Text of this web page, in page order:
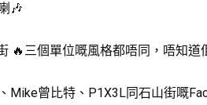
🎶
🔥三個單位嘅風格都唔同，唔知
Mike曾比特、P1X3L同石山街嘅